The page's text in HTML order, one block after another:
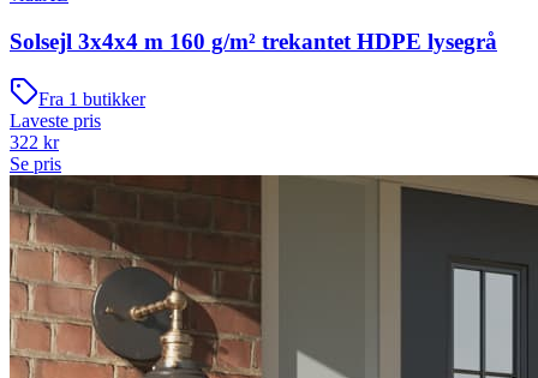
Solsejl 3x4x4 m 160 g/m² trekantet HDPE lysegrå
Fra 1 butikker
Laveste pris
322 kr
Se pris